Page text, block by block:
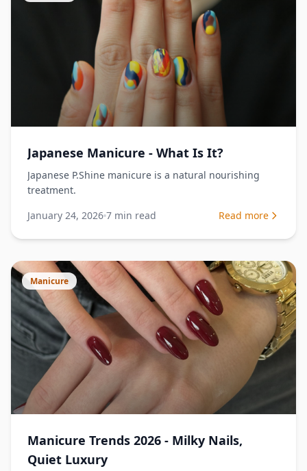
Japanese Manicure - What Is It?
Japanese P.Shine manicure is a natural nourishing
treatment.
January 24, 2026 7 min read Read more
Manicure
Manicure Trends 2026 - Milky Nails,
Quiet Luxury